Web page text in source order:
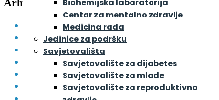
Biohemijska labaratorija
Centar za mentalno zdravlje
Medicina rada
Jedinice za podršku
Savjetovališta
Savjetovalište za dijabetes
Savjetovalište za mlade
Savjetovalište za reproduktivno
Arhive
August 2026
Juli 2026
Juni 2026
Maj 2026
April 2026
Mart 2026